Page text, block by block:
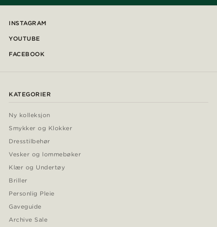
INSTAGRAM
YOUTUBE
FACEBOOK
KATEGORIER
Ny kolleksjon
Smykker og Klokker
Dresstilbehør
Vesker og lommebøker
Klær og Undertøy
Briller
Personlig Pleie
Gaveguide
Archive Sale